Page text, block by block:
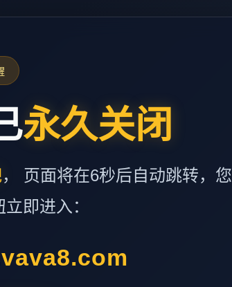
永久关闭
， 页面将在6秒后自动跳转，您
即进入：